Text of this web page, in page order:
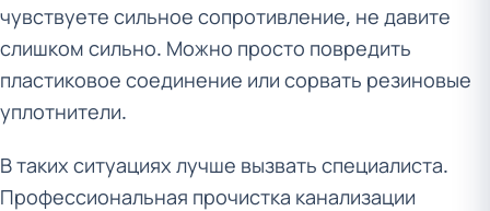
чувствуете сильное сопротивление, не давите
слишком сильно. Можно просто повредить
пластиковое соединение или сорвать резиновые
уплотнители.
В таких ситуациях лучше вызвать специалиста.
Профессиональная прочистка канализации